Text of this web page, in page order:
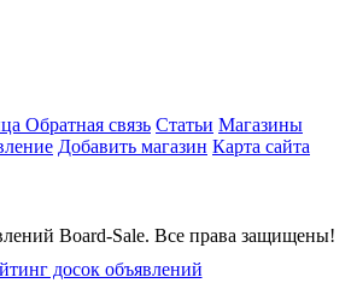
Обратная связь Статьи Магазины
Добавить магазин Карта сайта
Board-Sale. Все права защищены!